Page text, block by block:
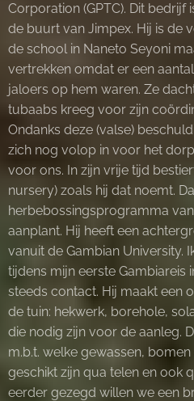
Corporation (GPTC). Dit bedrijf
de buurt van Jimpex. Hij is de
de school in Naneto Seyoni
vertrekken omdat er een
jaloers op hem waren. Ze
tubaabs kreeg voor zijn
Ondanks deze (valse)
zich nog volop in voor het
voor ons. In zijn vrije tijd
nursery) zoals hij dat noemt.
herbebossingsprogramma
aanplant. Hij heeft een
vanuit de Gambian University.
tijdens mijn eerste Gambiareis
steeds contact. Hij maakt een
de tuin: hekwerk, borehole,
die nodig zijn voor de aanleg.
m.b.t. welke gewassen,
geschikt zijn qua telen en ook
eerder gezegd willen we een